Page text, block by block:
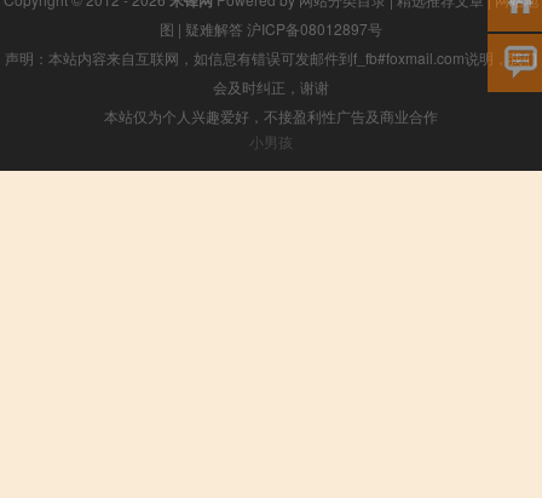
图 | 疑难解答 沪ICP备08012897号
声明：本站内容来自互联网，如信息有错误可发邮件到f_fb#foxmail.com说明，我们
会及时纠正，谢谢
本站仅为个人兴趣爱好，不接盈利性广告及商业合作
小男孩